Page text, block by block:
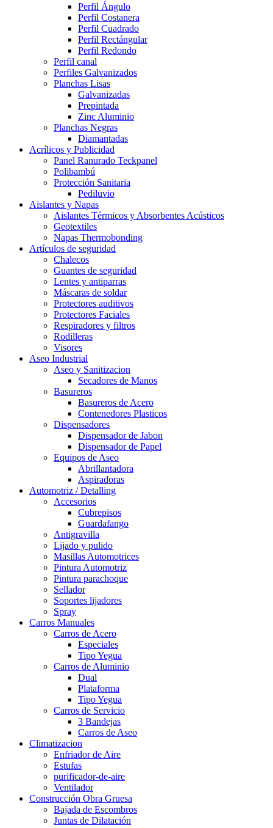
Perfil Ángulo
Perfil Costanera
Perfil Cuadrado
Perfil Rectángular
Perfil Redondo
Perfil canal
Perfiles Galvanizados
Planchas Lisas
Galvanizadas
Prepintada
Zinc Aluminio
Planchas Negras
Diamantadas
Acrílicos y Publicidad
Panel Ranurado Teckpanel
Polibambú
Protección Sanitaria
Pediluvio
Aislantes y Napas
Aislantes Térmicos y Absorbentes Acústicos
Geotextiles
Napas Thermobonding
Artículos de seguridad
Chalecos
Guantes de seguridad
Lentes y antiparras
Máscaras de soldar
Protectores auditivos
Protectores Faciales
Respiradores y filtros
Rodilleras
Visores
Aseo Industrial
Aseo y Sanitizacion
Secadores de Manos
Basureros
Basureros de Acero
Contenedores Plasticos
Dispensadores
Dispensador de Jabon
Dispensador de Papel
Equipos de Aseo
Abrillantadora
Aspiradoras
Automotriz / Detalling
Accesorios
Cubrepisos
Guardafango
Antigravilla
Lijado y pulido
Masillas Automotrices
Pintura Automotriz
Pintura parachoque
Sellador
Soportes lijadores
Spray
Carros Manuales
Carros de Acero
Especiales
Tipo Yegua
Carros de Aluminio
Dual
Plataforma
Tipo Yegua
Carros de Servicio
3 Bandejas
Carros de Aseo
Climatizacion
Enfriador de Aire
Estufas
purificador-de-aire
Ventilador
Construcción Obra Gruesa
Bajada de Escombros
Juntas de Dilatación